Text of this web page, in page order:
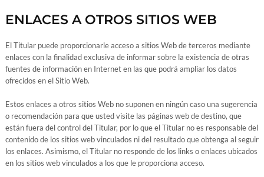
ENLACES A OTROS SITIOS WEB
El Titular puede proporcionarle acceso a sitios Web de terceros mediante
enlaces con la finalidad exclusiva de informar sobre la existencia de otras
fuentes de información en Internet en las que podrá ampliar los datos
ofrecidos en el Sitio Web.
Estos enlaces a otros sitios Web no suponen en ningún caso una sugerencia
o recomendación para que usted visite las páginas web de destino, que
están fuera del control del Titular, por lo que el Titular no es responsable del
contenido de los sitios web vinculados ni del resultado que obtenga al seguir
los enlaces. Asimismo, el Titular no responde de los links o enlaces ubicados
en los sitios web vinculados a los que le proporciona acceso.